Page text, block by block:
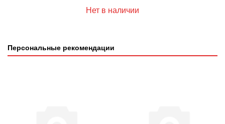
Нет в наличии
Персональные рекомендации